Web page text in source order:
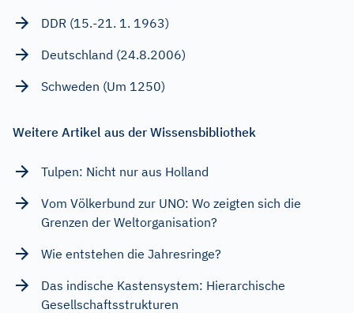
DDR (15.-21. 1. 1963)
Deutschland (24.8.2006)
Schweden (Um 1250)
Weitere Artikel aus der Wissensbibliothek
Tulpen: Nicht nur aus Holland
Vom Völkerbund zur UNO: Wo zeigten sich die
Grenzen der Weltorganisation?
Wie entstehen die Jahresringe?
Das indische Kastensystem: Hierarchische
Gesellschaftsstrukturen